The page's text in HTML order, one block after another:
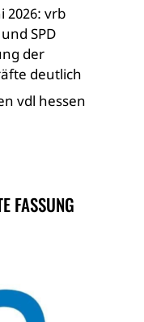
2026: vrb
SPD
der
deutlich
vdl hessen
FASSUNG